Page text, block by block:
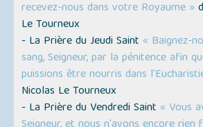
recevez-nous dans votre Royaume »
Le Tourneux
- La Prière du Jeudi Saint « Baignez-
sang, Seigneur, par la pénitence afin
puissions être nourris dans
Nicolas Le Tourneux
- La Prière du Vendredi Saint « Vous